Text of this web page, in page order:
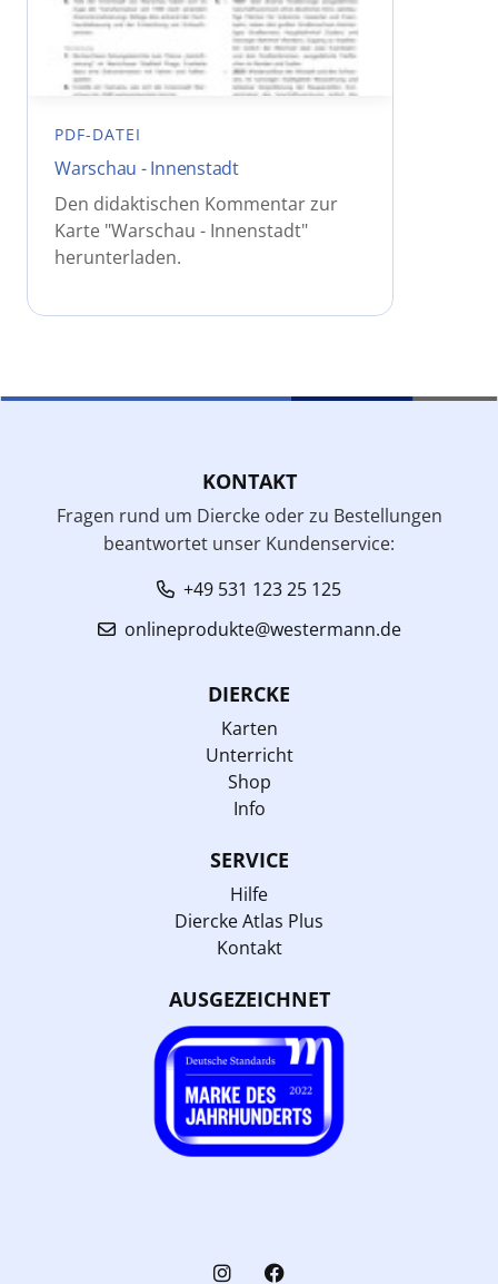
PDF-DATEI
Warschau - Innenstadt
Den didaktischen Kommentar zur
Karte "Warschau - Innenstadt"
herunterladen.
KONTAKT
Fragen rund um Diercke oder zu Bestellungen
beantwortet unser Kundenservice:
+49 531 123 25 125
onlineprodukte@westermann.de
DIERCKE
Karten
Unterricht
Shop
Info
SERVICE
Hilfe
Diercke Atlas Plus
Kontakt
AUSGEZEICHNET